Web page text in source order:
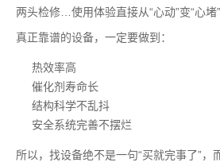
两头检修…使用体验直接从“心动”变“心堵”
真正靠谱的设备，一定要做到：
热效率高
催化剂寿命长
结构科学不乱抖
安全系统完善不摆烂
所以，找设备绝不是一句“买就完事了”，